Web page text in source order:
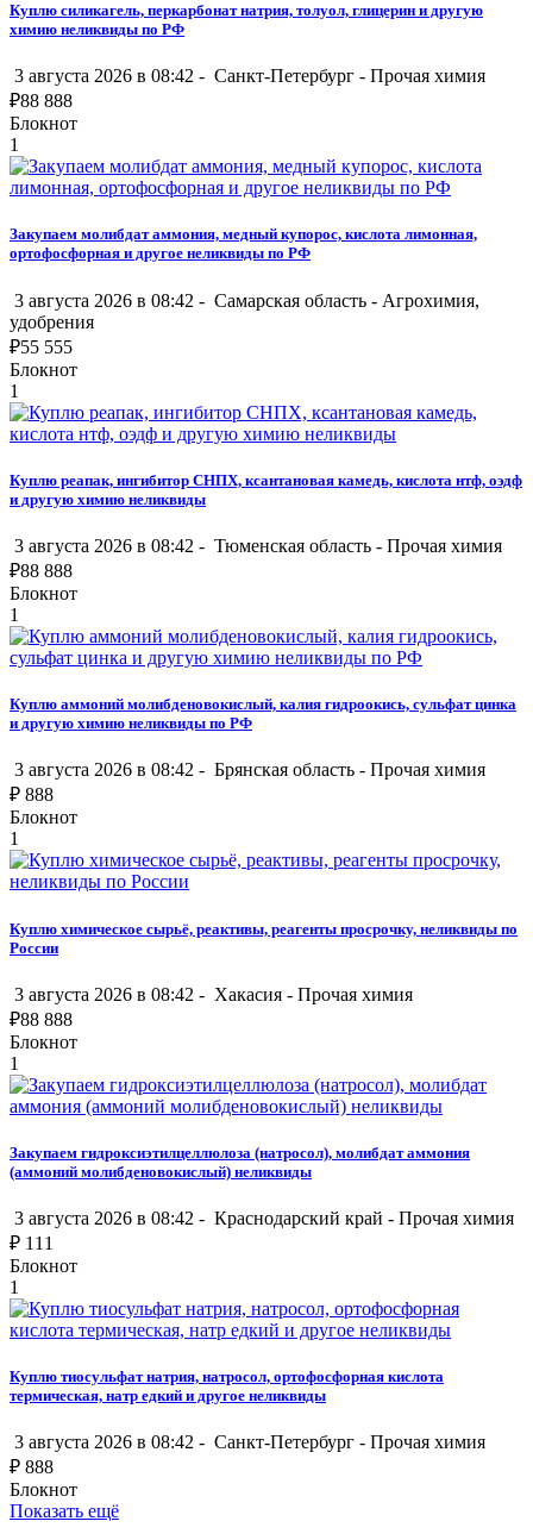
Куплю силикагель, перкарбонат натрия, толуол, глицерин и другую
химию неликвиды по РФ
3 августа 2026 в 08:42 - Санкт-Петербург - Прочая химия
₽88 888
Блокнот
1
Закупаем молибдат аммония, медный купорос, кислота лимонная,
ортофосфорная и другое неликвиды по РФ
3 августа 2026 в 08:42 - Самарская область - Агрохимия,
удобрения
₽55 555
Блокнот
1
Куплю реапак, ингибитор СНПХ, ксантановая камедь, кислота нтф, оэдф
и другую химию неликвиды
3 августа 2026 в 08:42 - Тюменская область - Прочая химия
₽88 888
Блокнот
1
Куплю аммоний молибденовокислый, калия гидроокись, сульфат цинка
и другую химию неликвиды по РФ
3 августа 2026 в 08:42 - Брянская область - Прочая химия
₽ 888
Блокнот
1
Куплю химическое сырьё, реактивы, реагенты просрочку, неликвиды по
России
3 августа 2026 в 08:42 - Хакасия - Прочая химия
₽88 888
Блокнот
1
Закупаем гидроксиэтилцеллюлоза (натросол), молибдат аммония
(аммоний молибденовокислый) неликвиды
3 августа 2026 в 08:42 - Краснодарский край - Прочая химия
₽ 111
Блокнот
1
Куплю тиосульфат натрия, натросол, ортофосфорная кислота
термическая, натр едкий и другое неликвиды
3 августа 2026 в 08:42 - Санкт-Петербург - Прочая химия
₽ 888
Блокнот
Показать ещё